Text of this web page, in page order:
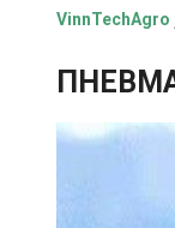
VinnTechAgro